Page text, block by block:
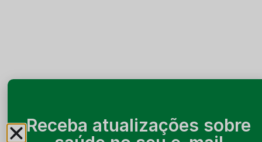
Receba atualizações sobre